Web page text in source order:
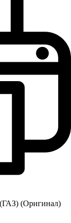
(Оригинал)